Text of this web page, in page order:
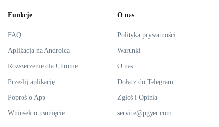
Funkcje
FAQ
Aplikacja na Androida
Rozszerzenie dla Chrome
Prześlij aplikację
Poproś o App
Wniosek o usunięcie
O nas
Polityka prywatności
Warunki
O nas
Dołącz do Telegram
Zgłoś i Opinia
service@pgyer.com